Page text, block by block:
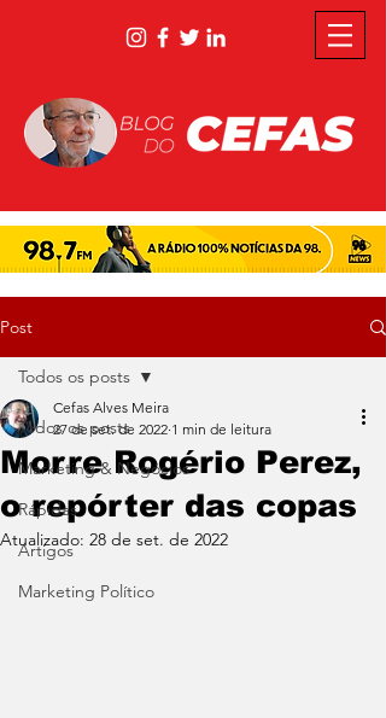
Post
Todos os posts
Marketing & Negócios
Rápidas
Artigos
Marketing Político
Todos os posts
Morre Rogério Perez,
o repórter das copas
Cefas Alves Meira
27 de set. de 2022 1 min de leitura
Atualizado: 28 de set. de 2022